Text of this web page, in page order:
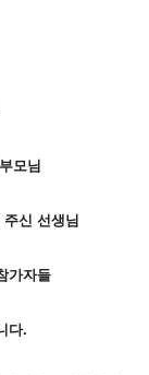
모님
신 선생님
가자들
다.